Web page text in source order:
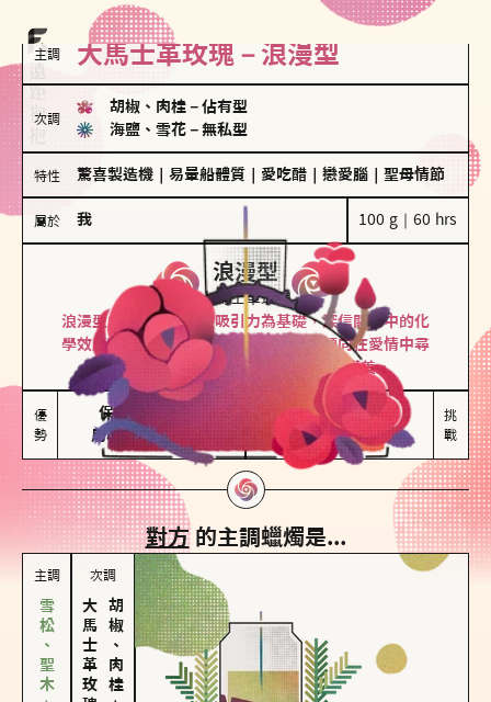
主調 大馬士革玫瑰－浪漫型
次調
胡椒、肉桂 － 佔有型
海鹽、雪花 － 無私型
特性 驚喜製造機 易暈船體質 愛吃醋 戀愛腦 聖母情節
屬於 我 100 g｜60 hrs
浪漫型
大馬士革玫瑰
浪漫型的人以激情與性吸引力為基礎，深信關係中的化
學效應，認為每次相遇都是命中註定。傾向在愛情中尋
找火花，經常表達對另一半的愛意和讚美。
優
勢
保持戀愛新鮮感
用心策劃浪漫驚喜
情緒起伏較大
感情中較需要關注
挑
戰
對方的主調蠟燭是...
主調 次調
大馬士革玫瑰胡椒、肉桂